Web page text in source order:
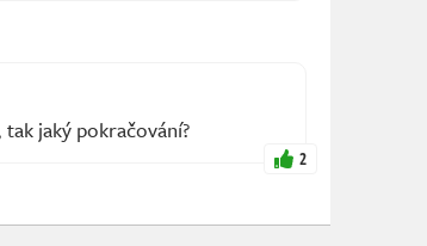
jaký pokračování?
2